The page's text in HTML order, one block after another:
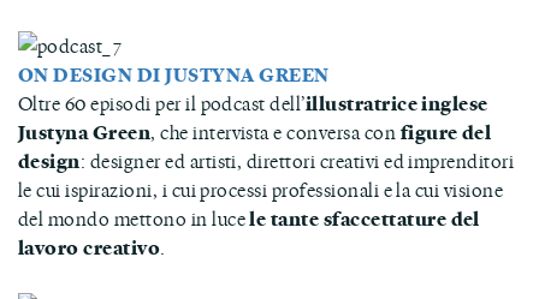
ON DESIGN DI JUSTYNA GREEN
Oltre 60 episodi per il podcast dell’illustratrice inglese
Justyna Green, che intervista e conversa configure del
design: designer ed artisti, direttori creativi ed imprenditori
le cui ispirazioni, i cui processi professionali e la cui visione
del mondo mettono in lucele tante sfaccettature del
lavoro creativo.